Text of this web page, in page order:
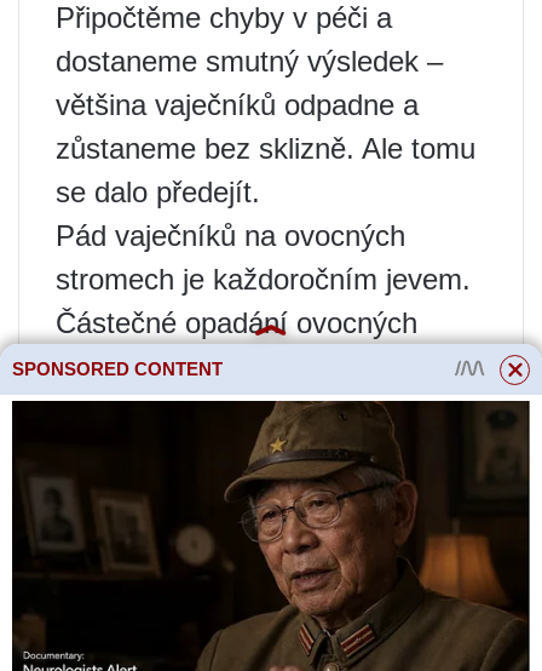
Připočtěme chyby v péči a
dostaneme smutný výsledek –
většina vaječníků odpadne a
zůstaneme bez sklizně. Ale tomu
se dalo předejít.
Pád vaječníků na ovocných
stromech je každoročním jevem.
Částečné opadání ovocných
pupenů může být normální, ale
zahradníci musí být ve střehu,
aby nepřehlédli nebezpečné
„zvonky“.
Přečtěte si více
Podrobný popis
instalace
splachovací nádrže:
typy instalace,
SPONSORED CONTENT